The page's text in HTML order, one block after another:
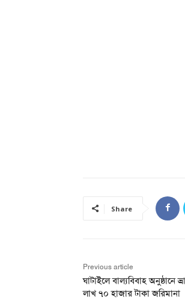
Share
Previous article
ঘাটাইলে বাল্যবিবাহ
লাখ ৭০ হাজার টাকা জরিমানা